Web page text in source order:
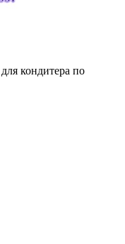
кондитера по